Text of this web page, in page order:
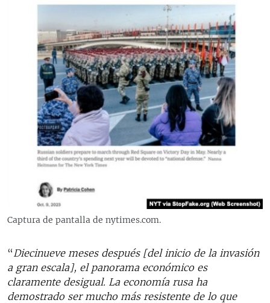
Captura de pantalla de nytimes.com.
“ Diecinueve meses después [del inicio de la invasión
a gran escala], el panorama económico es
claramente desigual. La economía rusa ha
demostrado ser mucho más resistente de lo que